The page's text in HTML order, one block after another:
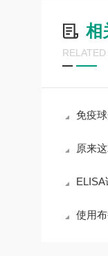
相
免疫球
原来这就
ELISA试剂
使用布鲁氏